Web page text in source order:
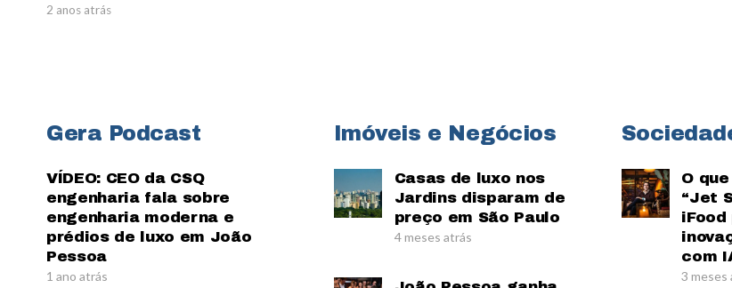
2 anos atrás
Gera Podcast
VÍDEO: CEO da CSQ
engenharia fala sobre
engenharia moderna e
prédios de luxo em João
Pessoa
1 ano atrás
Imóveis e Negócios
Casas de luxo nos
Jardins disparam de
preço em São Paulo
4 meses atrás
O
“Jet
com
3 meses